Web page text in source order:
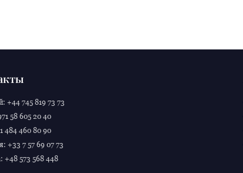
+44 745 819 73 73
58 605 20 40
484 460 80 90
+33 7 57 69 07 73
+48 573 568 448